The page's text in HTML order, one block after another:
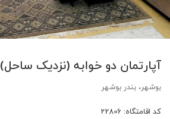
آپارتمان دو خوابه (نزدیک ساحل)
بوشهر، بندر بوشهر
کد اقامتگاه: